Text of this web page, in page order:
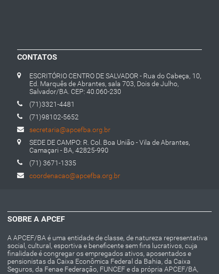
CONTATOS
ESCRITÓRIO CENTRO DE SALVADOR - Rua do Cabeça, 10,
Ed. Marquês de Abrantes, sala 703, Dois de Julho,
Salvador/BA. CEP: 40.060-230
(71)3321-4481
(71)98102-5652
secretaria@apcefba.org.br
SEDE DE CAMPO: R. Col. Boa União - Vila de Abrantes,
Camaçari - BA, 42825-990
(71) 3671-1335
coordenacao@apcefba.org.br
SOBRE A APCEF
A APCEF/BA é uma entidade de classe, de natureza representativa
social, cultural, esportiva e beneficente sem fins lucrativos, cuja
finalidade é congregar os empregados ativos, aposentados e
pensionistas da Caixa Econômica Federal da Bahia, da Caixa
Seguros, da Fenae Federação, FUNCEF e da própria APCEF/BA,